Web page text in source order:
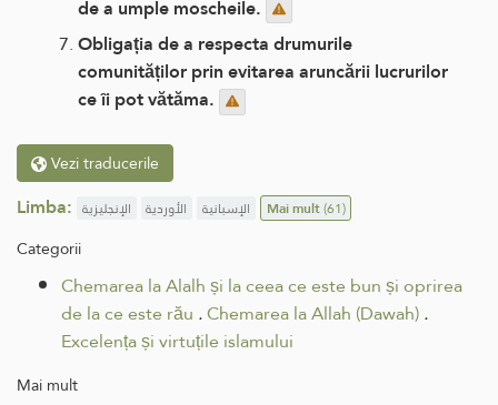
de a umple moscheile.
Obligația de a respecta drumurile
comunităților prin evitarea aruncării lucrurilor
ce îi pot vătăma.
Vezi traducerile
Limba: الإنجليزية الأوردية الإسبانية Mai mult(61)
Categorii
Chemarea la Alalh și la ceea ce este bun și oprirea
de la ce este rău .Chemarea la Allah (Dawah).
Excelența și virtuțile islamului
Mai mult